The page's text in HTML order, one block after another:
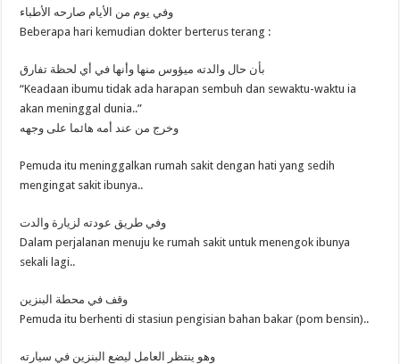
وفي يوم من الأيام صارحه الأطباء
Beberapa hari kemudian dokter berterus terang :
بأن حال والدته ميؤوس منها وأنها في أي لحظة تفارق
“Keadaan ibumu tidak ada harapan sembuh dan sewaktu-waktu ia
akan meninggal dunia..”
وخرج من عند أمه هائما على وجهه
Pemuda itu meninggalkan rumah sakit dengan hati yang sedih
mengingat sakit ibunya..
وفي طريق عودته لزيارة والدت
Dalam perjalanan menuju ke rumah sakit untuk menengok ibunya
sekali lagi..
وقف في محطة البنزين
Pemuda itu berhenti di stasiun pengisian bahan bakar (pom bensin)..
وهو ينتظر العامل ليضع البنزين في سيارته